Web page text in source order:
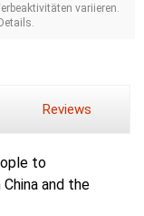
variieren.
Reviews
to
and the